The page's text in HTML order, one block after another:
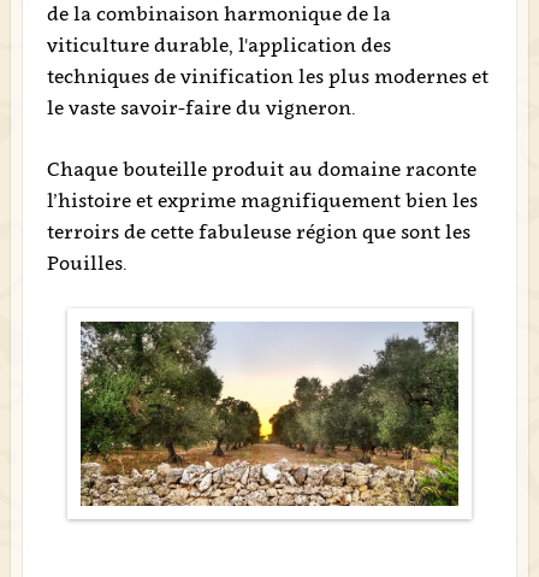
de la combinaison harmonique de la
viticulture durable, l'application des
techniques de vinification les plus modernes et
le vaste savoir-faire du vigneron.
Chaque bouteille produit au domaine raconte
l’histoire et exprime magnifiquement bien les
terroirs de cette fabuleuse région que sont les
Pouilles.